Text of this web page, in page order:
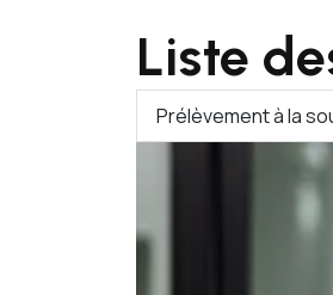
Liste
Prélèvement à la